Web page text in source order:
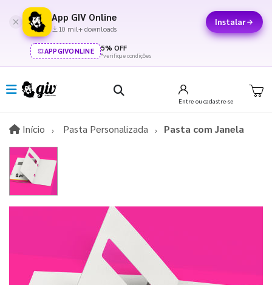
App GIV Online
10 mil+ downloads
Instalar
APPGIVONLINE 5% OFF
*verifique condições
Entre ou cadastre-se
Início InícioPasta Personalizada Pasta com Janela